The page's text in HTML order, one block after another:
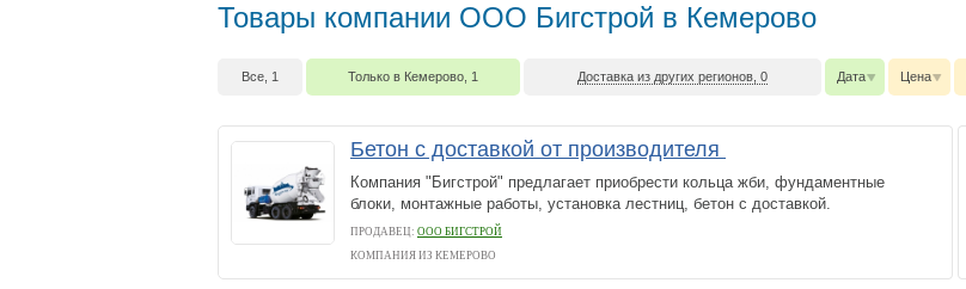
Товары компании ООО Бигстрой в Кемерово
Все, 1 Только в Кемерово, 1 Доставка из других регионов, 0 Дата Цена
Бетон с доставкой от производителя
Компания "Бигстрой" предлагает приобрести кольца жби, фундаментные
блоки, монтажные работы, установка лестниц, бетон с доставкой.
ПРОДАВЕЦ: ООО БИГСТРОЙ
КОМПАНИЯ ИЗ КЕМЕРОВО